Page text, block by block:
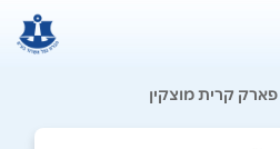
פארק קרית מוצקין